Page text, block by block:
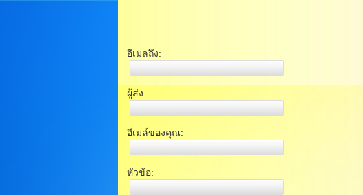
อีเมลถึง:
ผู้ส่ง:
อีเมล์ของคุณ:
หัวข้อ: